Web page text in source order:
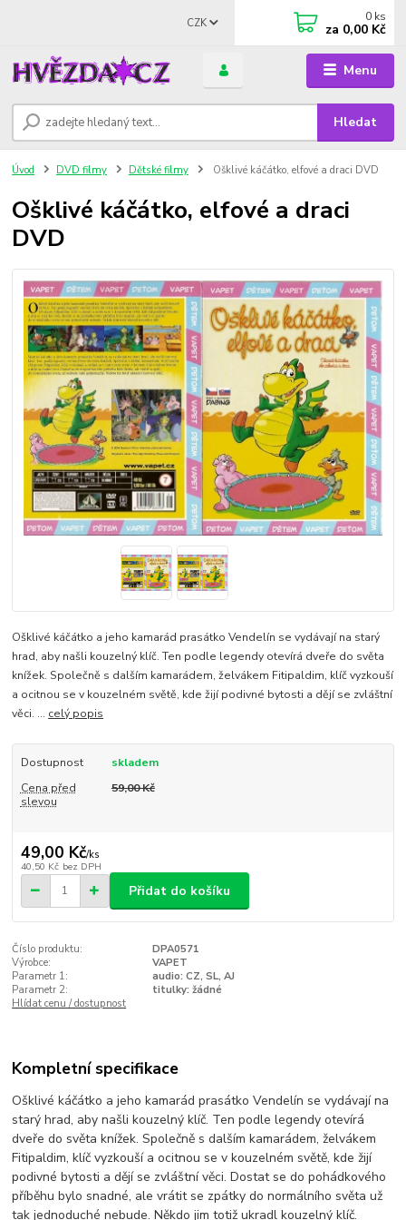
Menu
CZK
Hledat
0 ks
za 0,00 Kč
Úvod DVD filmy Dětské filmy Ošklivé káčátko, elfové a draci DVD
Ošklivé káčátko, elfové a draci
DVD
Ošklivé káčátko a jeho kamarád prasátko Vendelín se vydávají na starý
hrad, aby našli kouzelný klíč. Ten podle legendy otevírá dveře do světa
knížek. Společně s dalším kamarádem, želvákem Fitipaldim, klíč vyzkouší
a ocitnou se v kouzelném světě, kde žijí podivné bytosti a dějí se zvláštní
věci. ... celý popis
Dostupnost
skladem
Cena před
slevou
59,00 Kč
49,00 Kč/ks
40,50 Kč bez DPH
Přidat do košíku
Číslo produktu:
DPA0571
Výrobce:
VAPET
Parametr 1:
audio: CZ, SL, AJ
Parametr 2:
titulky: žádné
Hlídat cenu / dostupnost
Kompletní specifikace
Ošklivé káčátko a jeho kamarád prasátko Vendelín se vydávají na
starý hrad, aby našli kouzelný klíč. Ten podle legendy otevírá
dveře do světa knížek. Společně s dalším kamarádem, želvákem
Fitipaldim, klíč vyzkouší a ocitnou se v kouzelném světě, kde žijí
podivné bytosti a dějí se zvláštní věci. Dostat se do pohádkového
příběhu bylo snadné, ale vrátit se zpátky do normálního světa už
tak jednoduché nebude. Někdo jim totiž ukradl kouzelný klíč.